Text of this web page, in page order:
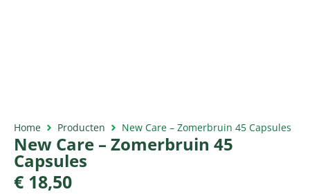
Home Producten New Care – Zomerbruin 45 Capsules
New Care – Zomerbruin 45
Capsules
€ 18,50